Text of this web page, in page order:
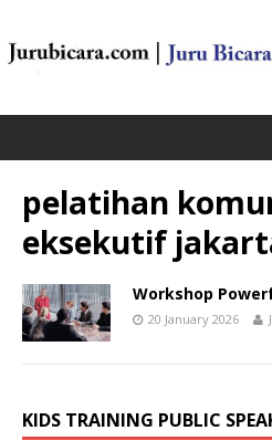
pelatihan
eksekutif
Workshop
20 January 2026
KIDS TRAINING PUBLIC